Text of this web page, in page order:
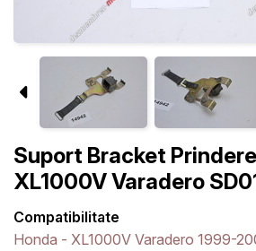
Suport Bracket
XL1000V Varadero
Compatibilitate
Honda - XL1000V Varadero 1999-